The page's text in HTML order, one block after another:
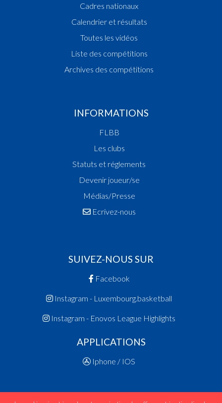
Cadres nationaux
Calendrier et résultats
Toutes les vidéos
Liste des compétitions
Archives des compétitions
INFORMATIONS
FLBB
Les clubs
Statuts et réglements
Devenir joueur/se
Médias/Presse
Ecrivez-nous
SUIVEZ-NOUS SUR
Facebook
Instagram - Luxembourg.basketball
Instagram - Enovos League Highlights
APPLICATIONS
Iphone / IOS